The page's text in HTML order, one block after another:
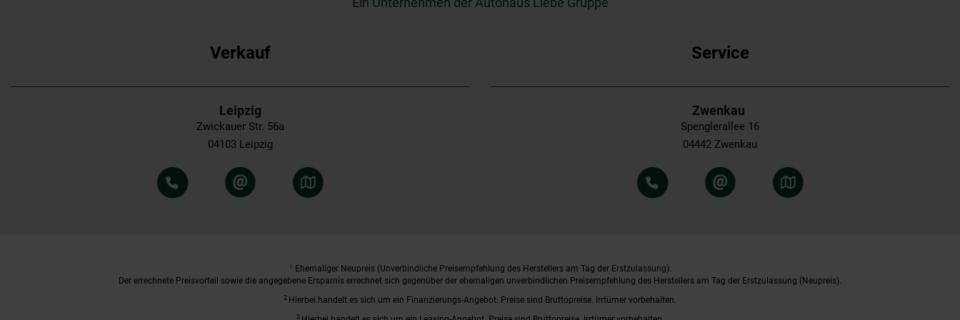
Verkauf
Leipzig
Zwickauer Str. 56a
04103 Leipzig
Service
Zwenkau
Spenglerallee 16
04442 Zwenkau
1
Ehemaliger Neupreis (Unverbindliche Preisempfehlung des Herstellers am Tag der Erstzulassung).
Der errechnete Preisvorteil sowie die angegebene Ersparnis errechnet sich gegenüber der ehemaligen unverbindlichen Preisempfehlung des Herstellers am Tag der Erstzulassung (Neupreis).
2 Hierbei handelt es sich um ein Finanzierungs-Angebot. Preise sind Bruttopreise. Irrtümer vorbehalten.
3